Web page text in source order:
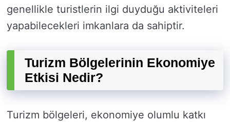
genellikle turistlerin ilgi duyduğu aktiviteleri
yapabilecekleri imkanlara da sahiptir.
Turizm Bölgelerinin Ekonomiye
Etkisi Nedir?
Turizm bölgeleri, ekonomiye olumlu katkı